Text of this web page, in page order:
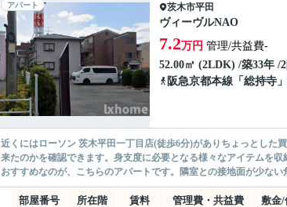
アパート 茨木市平田
ヴィーヴルNAO
7.2万円 管理/共益費-
52.00㎡ (2LDK) /築33年 /
阪急京都本線 「 総持寺
近くにはローソン 茨木平田一丁目店(徒歩6分)がありちょっとした
来たのかを確認できます。身支度に必要となる様々なアイテムを
おすすめなのが、こちらのアパートです。隣室との接地面が少な
部屋番号 所在階 賃料 管理費・共益費 敷金/